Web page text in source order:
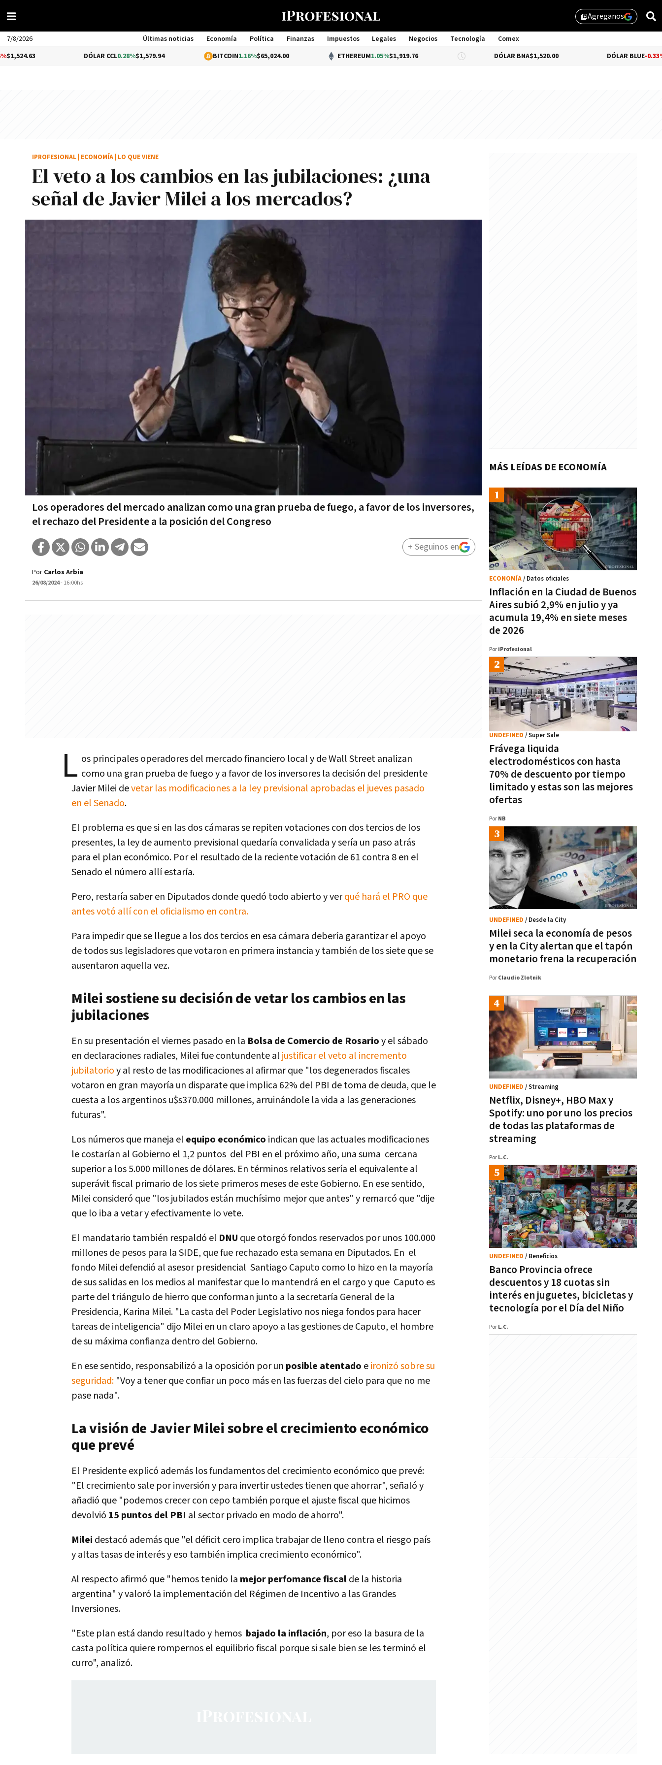
library_addAgreganos
7/8/2026 Últimas noticias Economía Política Finanzas Impuestos Legales Negocios Tecnología
Comex
Management
0.28%$1,579.94 1.16%$65,024.00 ETHEREUM 1.05%$1,919.76 DÓLAR BNA$1,520.00 DÓLAR BLUE-0.33%$1,525.00
El veto a los cambios en las jubilaciones: ¿una
señal de Javier Milei a los mercados?
Los operadores del mercado analizan como una gran prueba de fuego, a favor de los inversores,
el rechazo del Presidente a la posición del Congreso
IPROFESIONAL ECONOMÍA LO QUE VIENE
Por Carlos Arbia
26/08/2024- 16:00hs
+ Seguinos en
L os principales operadores del mercado financiero local y de Wall Street analizan
como una gran prueba de fuego y a favor de los inversores la decisión del presidente
Javier Milei devetar las modificaciones a la ley previsional aprobadas el jueves pasado
en el Senado.
El problema es que si en las dos cámaras se repiten votaciones con dos tercios de los
presentes, la ley de aumento previsional quedaría convalidada y sería un paso atrás
para el plan económico. Por el resultado de la reciente votación de 61 contra 8 en el
Senado el número allí estaría.
Pero, restaría saber en Diputados donde quedó todo abierto y verqué hará el PRO que
antes votó allí con el oficialismo en contra.
Para impedir que se llegue a los dos tercios en esa cámara debería garantizar el apoyo
de todos sus legisladores que votaron en primera instancia y también de los siete que se
ausentaron aquella vez.
Milei sostiene su decisión de vetar los cambios en las
jubilaciones
En su presentación el viernes pasado en la Bolsa de Comercio de Rosarioy el sábado
en declaraciones radiales, Milei fue contundente al justificar el veto al incremento
jubilatorioy al resto de las modificaciones al afirmar que "los degenerados fiscales
votaron en gran mayoría un disparate que implica 62% del PBI de toma de deuda, que le
cuesta a los argentinos u$s370.000 millones, arruinándole la vida a las generaciones
futuras".
Los números que maneja el equipo económico indican que las actuales modificaciones
le costarían al Gobierno el 1,2 puntos del PBI en el próximo año, una suma cercana
superior a los 5.000 millones de dólares. En términos relativos sería el equivalente al
superávit fiscal primario de los siete primeros meses de este Gobierno. En ese sentido,
Milei consideró que "los jubilados están muchísimo mejor que antes" y remarcó que "dije
que lo iba a vetar y efectivamente lo vete.
El mandatario también respaldó el DNU que otorgó fondos reservados por unos 100.000
millones de pesos para la SIDE, que fue rechazado esta semana en Diputados. En el
fondo Milei defendió al asesor presidencial Santiago Caputo como lo hizo en la mayoría
de sus salidas en los medios al manifestar que lo mantendrá en el cargo y que Caputo es
parte del triángulo de hierro que conforman junto a la secretaría General de la
Presidencia, Karina Milei. "La casta del Poder Legislativo nos niega fondos para hacer
tareas de inteligencia" dijo Milei en un claro apoyo a las gestiones de Caputo, el hombre
de su máxima confianza dentro del Gobierno.
En ese sentido, responsabilizó a la oposición por un posible atentado eironizó sobre su
seguridad: "Voy a tener que confiar un poco más en las fuerzas del cielo para que no me
pase nada".
La visión de Javier Milei sobre el crecimiento económico
que prevé
El Presidente explicó además los fundamentos del crecimiento económico que prevé:
"El crecimiento sale por inversión y para invertir ustedes tienen que ahorrar", señaló y
añadió que "podemos crecer con cepo también porque el ajuste fiscal que hicimos
devolvió 15 puntos del PBI al sector privado en modo de ahorro".
Milei destacó además que "el déficit cero implica trabajar de lleno contra el riesgo país
y altas tasas de interés y eso también implica crecimiento económico".
Al respecto afirmó que "hemos tenido la mejor perfomance fiscalde la historia
argentina" y valoró la implementación del Régimen de Incentivo a las Grandes
Inversiones.
"Este plan está dando resultado y hemos bajado la inflación, por eso la basura de la
casta política quiere rompernos el equilibrio fiscal porque si sale bien se les terminó el
curro", analizó.
MÁS LEÍDAS DE ECONOMÍA
Inflación en la Ciudad de Buenos
Aires subió 2,9% en julio y ya
acumula 19,4% en siete meses
de 2026
ECONOMÍA/ Datos oficiales
Por iProfesional
Frávega liquida
electrodomésticos con hasta
70% de descuento por tiempo
limitado y estas son las mejores
ofertas
UNDEFINED / Super Sale
Por NB
Milei seca la economía de pesos
y en la City alertan que el tapón
monetario frena la recuperación
UNDEFINED / Desde la City
Por Claudio Zlotnik
Netflix, Disney+, HBO Max y
Spotify: uno por uno los precios
de todas las plataformas de
streaming
UNDEFINED / Streaming
Por L.C.
Banco Provincia ofrece
descuentos y 18 cuotas sin
interés en juguetes, bicicletas y
tecnología por el Día del Niño
UNDEFINED / Beneficios
Por L.C.